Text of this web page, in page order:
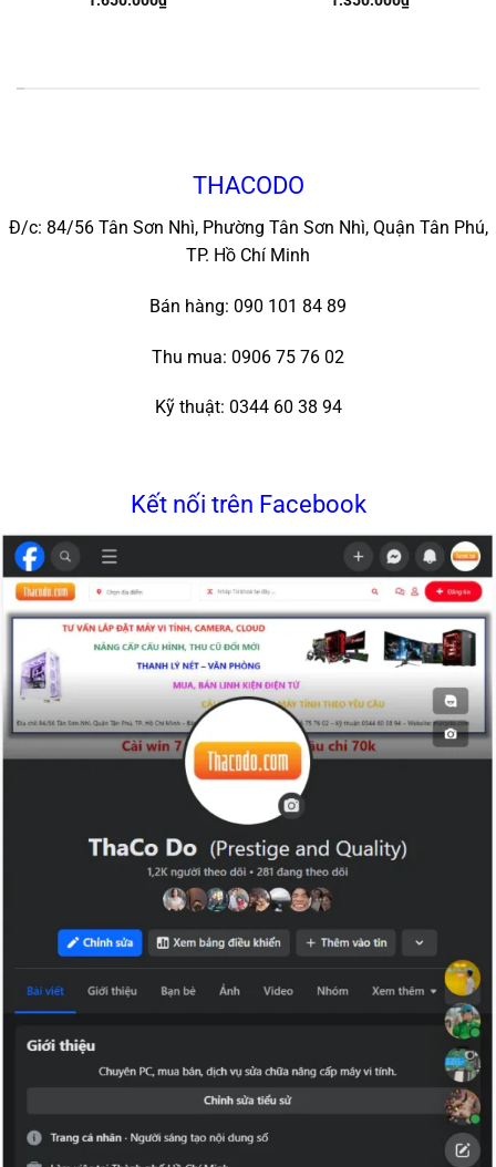
THACODO
Đ/c: 84/56 Tân Sơn Nhì, Phường Tân Sơn Nhì, Quận Tân Phú,
TP. Hồ Chí Minh
Bán hàng: 090 101 84 89
Thu mua: 0906 75 76 02
Kỹ thuật: 0344 60 38 94
Kết nối trên Facebook